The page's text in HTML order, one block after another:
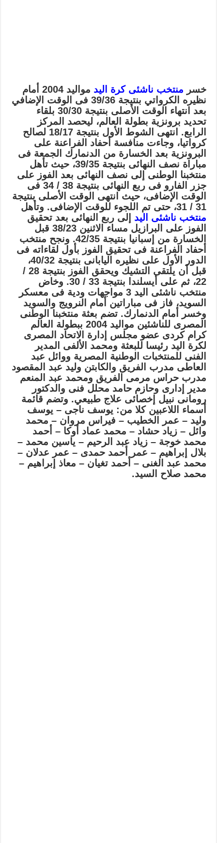
خسر منتخب ناشئى كرة اليد
مواليد 2004 أمام
نظيره الكرواتي بنتيجة 39/36 فى الوقت الإضافي
بعد انتهاء الوقت الأصلى بنتيجة 30/30 بلقاء
تحديد برونزية بطولة العالم، ليحصد المركز
الرابع.
انتهى الشوط الأول بنتيجة 18/17 لصالح
كرواتيا، وجاءت منافسة أحفاد الفراعنة على
البرونزية بعد الخسارة من الدنمارك الجمعة فى
مباراة نصف النهائى بنتيجة 39/35، حيث تأهل
منتخبنا الوطنى إلى نصف النهائى بعد الفوز على
جزر الفارو فى ربع النهائى بنتيجة 38 / 34 فى
الوقت الإضافى، حيث انتهى الوقت الأصلى بنتيجة
31 / 31، حتى تم اللجوء للوقت الإضافى.
وتأهل
منتخب ناشئى اليد إلى ربع النهائى بعد تحقيق
الفوز على البرازيل مساء الاثنين 38/23 قبل
الخسارة من إسبانيا بنتيجة 42/35.
ونجح منتخب
أحفاد الفراعنة فى تحقيق الفوز بأول لقاءاته فى
الدور الأول على نظيره اليابانى بنتيجة 40/32،
قبل أن يلتقى التشيك ويحقق الفوز بنتيجة 28 /
22، ثم على أيسلندا بنتيجة 33 / 30.
وخاض
منتخب ناشئى اليد 3 مواجهات ودية فى معسكر
السويد، فاز فى مباراتين أمام النرويج والسويد
وخسر أمام الدنمارك. تضم بعثة منتخبنا الوطنى
المصرى للناشئين مواليد 2004 ببطولة العالم
كرام كردى عضو مجلس إدارة الاتحاد المصرى
لكرة اليد رئيسا للبعثة ومحمد الألفى المدير
الفنى للمنتخبات الوطنية المصرية ووائل عبد
العاطى مدرب الفريق والكابتن وليد عبد المقصود
مدرب حراس مرمى الفريق ومحمد عبد المنعم
مدير إدارى وحازم حامد محلل فنى والدكتور
رومانى نبيل إخصائى علاج طبيعي. وتضم قائمة
أسماء اللاعبين كلا من: يوسف ناجى – يوسف
وليد – عمر الخطيب – فيراس مروان – محمد
وائل – زياد حشاد – محمد عماد أوكا – أحمد
محمد خوجة – زياد عبد الرحيم – ياسين محمد –
بلال إبراهيم – عمر أحمد حمدى – عمر عدلان –
محمد عبد الغنى – أحمد تغيان – معاذ إبراهيم –
محمد صلاح السيد.